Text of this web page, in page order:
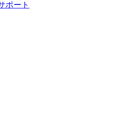
ポート